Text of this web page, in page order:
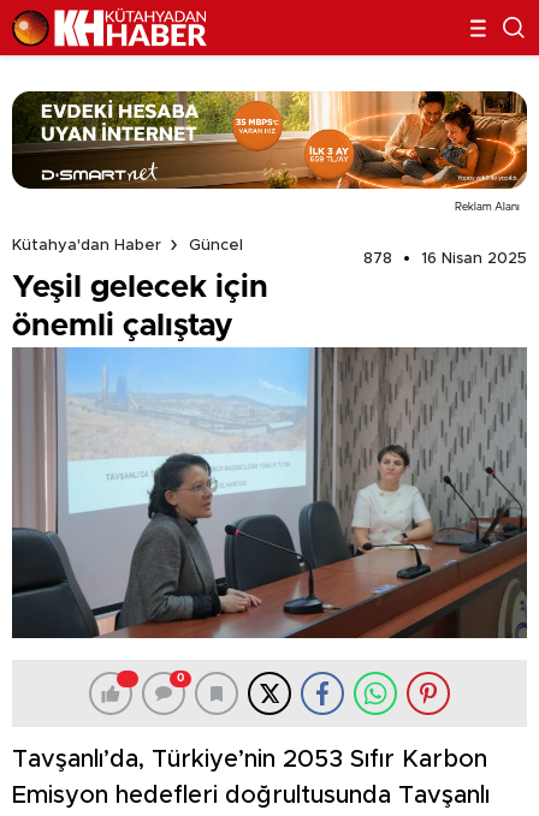
Reklam Alanı
Kütahya'dan Haber
Güncel
878
16 Nisan 2025
Yeşil gelecek için
önemli çalıştay
0
Tavşanlı’da, Türkiye’nin 2053 Sıfır Karbon
Emisyon hedefleri doğrultusunda Tavşanlı